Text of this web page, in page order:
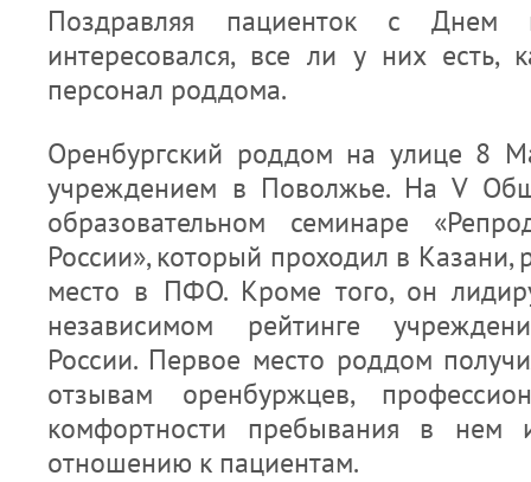
Поздравляя пациенток с
интересовался, все ли у них есть,
персонал роддома.
Оренбургский роддом на улице 8
учреждением в Поволжье. На V
образовательном семинаре
России», который проходил в
место в ПФО. Кроме того, он
независимом рейтинге
России. Первое место роддом
отзывам оренбуржцев,
комфортности пребывания в нем
отношению к пациентам.